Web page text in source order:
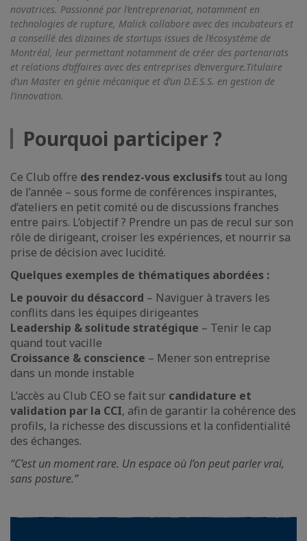
novatrices. Passionné par l’entreprenariat, notamment en
technologies de rupture, Malick collabore avec des incubateurs et
a conseillé des dizaines de startups issues de l’écosystème de
Montréal, leur permettant notamment de créer des partenariats
et relations d’affaires avec des entreprises d’envergure.Titulaire
d’un Master en génie mécanique et d’un D.E.S.S. en gestion de
l’innovation.
Pourquoi participer ?
Ce Club offre des rendez-vous exclusifstout au long
de l’année – sous forme de conférences inspirantes,
d’ateliers en petit comité ou de discussions franches
entre pairs. L’objectif ? Prendre un pas de recul sur son
rôle de dirigeant, croiser les expériences, et nourrir sa
prise de décision avec lucidité.
Quelques exemples de thématiques abordées :
Le pouvoir du désaccord – Naviguer à travers les
conflits dans les équipes dirigeantes
Leadership & solitude stratégique – Tenir le cap
quand tout vacille
Croissance & conscience – Mener son entreprise
dans un monde instable
L’accès au Club CEO se fait sur candidature et
validation par la CCI, afin de garantir la cohérence des
profils, la richesse des discussions et la confidentialité
des échanges.
“C’est un moment rare. Un espace où l’on peut parler vrai,
sans posture.”